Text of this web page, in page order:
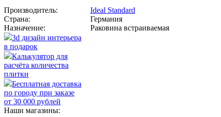
Производитель:
Ideal Standard
Страна:
Германия
Назначение:
Раковина встраиваемая
3d дизайн интерьера
в подарок
Калькулятор для
расчёта количества
плитки
Бесплатная доставка
по городу при заказе
от 30 000 рублей
Наши магазины: